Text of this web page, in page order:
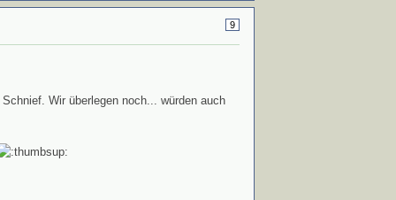
9
Wir überlegen noch... würden auch